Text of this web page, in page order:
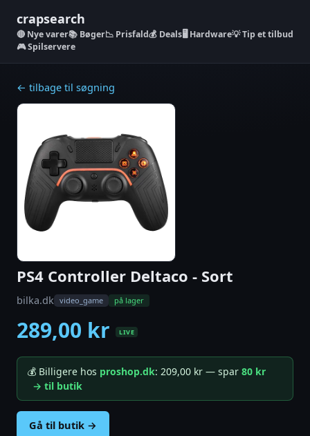
crapsearch
Nye varer📚 Bøger📉 Prisfald💰 Deals🖥️ Hardware💡 Tip et tilbud
🎮 Spilservere
← tilbage til søgning
PS4 Controller Deltaco - Sort
bilka.dk video_game på lager
289,00 kr LIVE
💰 Billigere hos proshop.dk: 209,00 kr — spar 80 kr
→ til butik
Gå til butik →